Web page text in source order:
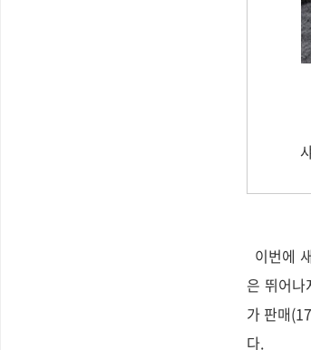
이번에
은 뛰어
가 판매
다.